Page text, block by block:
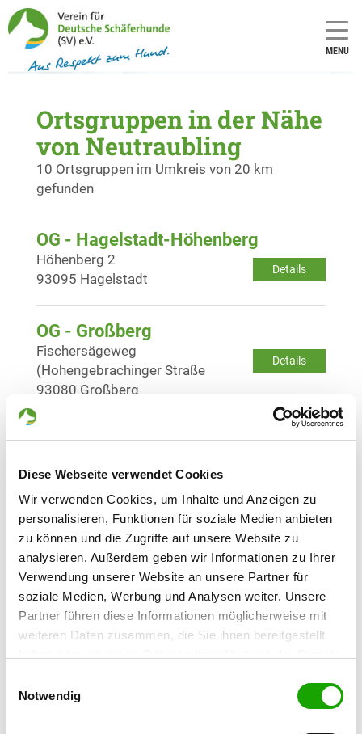
Diese Webseite verwendet Cookies
Wir verwenden Cookies, um Inhalte und Anzeigen zu
personalisieren, Funktionen für soziale Medien anbieten
zu können und die Zugriffe auf unsere Website zu
analysieren. Außerdem geben wir Informationen zu Ihrer
Verwendung unserer Website an unsere Partner für
soziale Medien, Werbung und Analysen weiter. Unsere
Partner führen diese Informationen möglicherweise mit
weiteren Daten zusammen, die Sie ihnen bereitgestellt
Cookies, wenn Sie unsere Webseite weiterhin nutzen.
Notwendig
MENU
Ortsgruppen in der Nähe
von Neutraubling
10 Ortsgruppen im Umkreis von 20 km
gefunden
OG - Hagelstadt-Höhenberg
Details
Höhenberg 2
93095 Hagelstadt
OG - Großberg
Details
Fischersägeweg
(Hohengebrachinger Straße
93080 Großberg
OG - Alteglofsheim e.V.
93087 Alteglofsheim
OG - Regensburg 1977 e.V.
Details
Landshuterstr. 127
93055 Regensburg
OG - Regenstauf e.V.
Gutenbergstr. 16
93128 Regenstauf